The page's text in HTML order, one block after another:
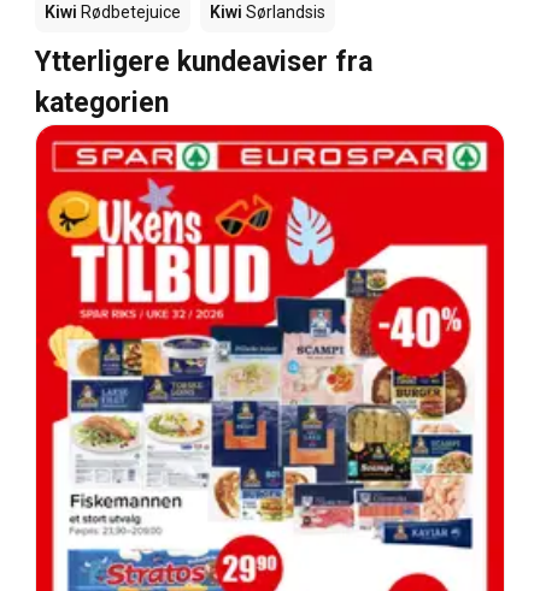
Kiwi Rødbetejuice Kiwi Sørlandsis
Ytterligere kundeaviser fra
kategorien